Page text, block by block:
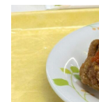
スポーツ
校友
学生社会